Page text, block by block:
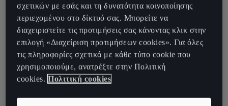
διαφήμισης.
- Διαφημιστικά cookies:
Επιτρέπουν στον εκδότη να παρέχει στον
χρήστη διαφημίσεις σχετικές με αυτόν και τα ενδιαφέροντά του.
Ο χρήστης μπορεί να δει τις διαφημίσεις αυτές στον ιστότοπο ή
σε άλλους ιστότοπους που επισκέπτεται. Αν ο χρήστης
απενεργοποιήσει αυτά τα cookies, θα συνεχίσει να βλέπει
διαφημίσεις, αλλά δεν θα είναι προσαρμοσμένες στα
ενδιαφέροντά του.
σχετικών με εσάς και τη δυνατότητα κοινοποίησης
περιεχομένου στο δίκτυό σας. Μπορείτε να
διαχειριστείτε τις προτιμήσεις σας κάνοντας κλικ στην
επιλογή «Διαχείριση προτιμήσεων cookies». Για όλες
τις πληροφορίες σχετικά με κάθε τύπο cookie που
χρησιμοποιούμε, ανατρέξτε στην Πολιτική
cookies. Πολιτική cookies